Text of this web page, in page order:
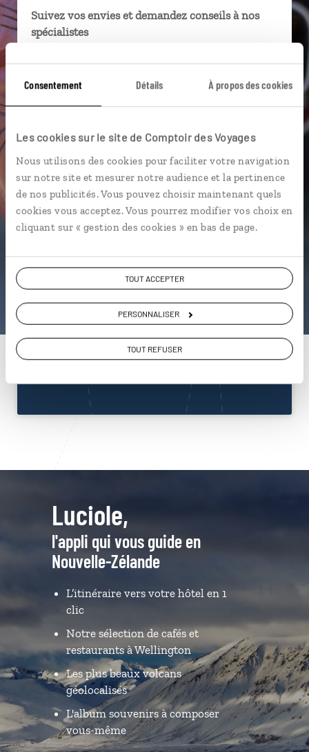
Consentement Détails À propos des cookies
Les cookies sur le site de Comptoir des Voyages
Nous utilisons des cookies pour faciliter votre navigation
sur notre site et mesurer notre audience et la pertinence
de nos publicités. Vous pouvez choisir maintenant quels
cookies vous acceptez. Vous pourrez modifier vos choix en
cliquant sur « gestion des cookies » en bas de page.
TOUT ACCEPTER
PERSONNALISER
TOUT REFUSER
Suivez vos envies et demandez conseils à nos
spécialistes
Ils sauront organiser votre itinéraire au plus
près de vos envies et de la réalité du pays.
Échangez en face à face ou depuis nos studios
téléphone.
Vous gardez le même interlocuteur avant,
pendant et après votre voyage.
ou
Construisez votre voyage avec un spécialiste
Nouvelle-Zélande
01 86 95 65 46
Luciole,
l'appli qui vous guide en
Nouvelle-Zélande
L’itinéraire vers votre hôtel en 1
clic
Notre sélection de cafés et
restaurants à Wellington
Les plus beaux volcans
géolocalisés
L'album souvenirs à composer
vous-même